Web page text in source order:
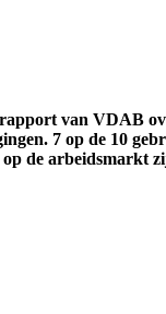
van VDAB
7 op de 10
op de arbeidsmarkt